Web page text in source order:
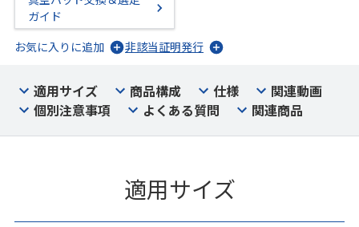
ガイド
お気に入りに追加
非該当証明発行
適用サイズ 商品構成 仕様
関連動画
個別注意事項
よくある質問 関連商品
適用サイズ